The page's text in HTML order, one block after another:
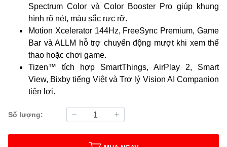
Spectrum Color và Color Booster Pro giúp khung
hình rõ nét, màu sắc rực rỡ.
Motion Xcelerator 144Hz, FreeSync Premium, Game
Bar và ALLM hỗ trợ chuyển động mượt khi xem thể
thao hoặc chơi game.
Tizen™ tích hợp SmartThings, AirPlay 2, Smart
View, Bixby tiếng Việt và Trợ lý Vision AI Companion
tiện lợi.
Số lượng: